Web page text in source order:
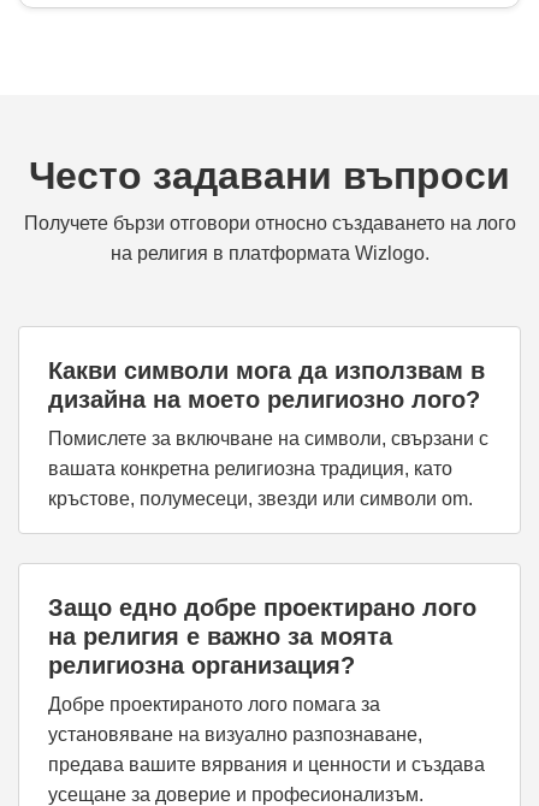
Често задавани въпроси
Получете бързи отговори относно създаването на лого
на религия в платформата Wizlogo.
Какви символи мога да използвам в
дизайна на моето религиозно лого?
Помислете за включване на символи, свързани с
вашата конкретна религиозна традиция, като
кръстове, полумесеци, звезди или символи om.
Защо едно добре проектирано лого
на религия е важно за моята
религиозна организация?
Добре проектираното лого помага за
установяване на визуално разпознаване,
предава вашите вярвания и ценности и създава
усещане за доверие и професионализъм.